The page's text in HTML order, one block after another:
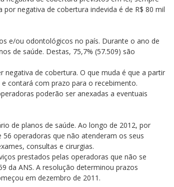
negativa de cobertura indevida é de R$ 80 mil
e/ou odontológicos no país. Durante o ano de
de saúde. Destas, 75,7% (57.509) são
de cobertura. O que muda é que a partir
contará com prazo para o recebimento.
poderão ser anexadas a eventuais
de planos de saúde. Ao longo de 2012, por
operadoras que não atenderam os seus
consultas e cirurgias.
prestados pelas operadoras que não se
da ANS. A resolução determinou prazos
em dezembro de 2011.